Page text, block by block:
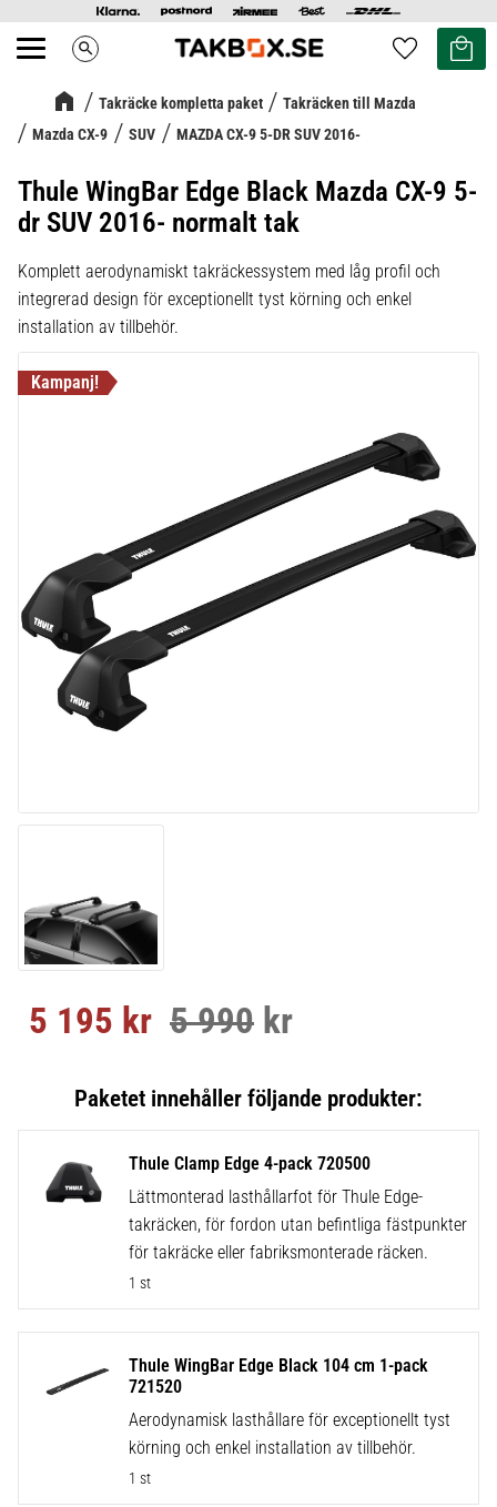
Meny search Favoriter
Kundvagn
Takräcke kompletta paket
Takräcken till Mazda
Mazda CX-9
SUV MAZDA CX-9 5-DR SUV 2016-
Thule WingBar Edge Black Mazda CX-9 5-
dr SUV 2016- normalt tak
Komplett aerodynamiskt takräckessystem med låg profil och
integrerad design för exceptionellt tyst körning och enkel
installation av tillbehör.
Nedsatt pris:
5 195 kr Ordinarie pris:
5 990 kr
Thule Clamp Edge 4-pack 720500
Lättmonterad lasthållarfot för Thule Edge-
takräcken, för fordon utan befintliga fästpunkter
för takräcke eller fabriksmonterade räcken.
1 st
Thule WingBar Edge Black 104 cm 1-pack
721520
Aerodynamisk lasthållare för exceptionellt tyst
körning och enkel installation av tillbehör.
1 st